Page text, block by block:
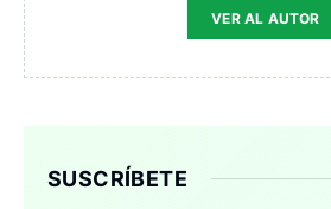
VER AL AUTOR
SUSCRÍBETE